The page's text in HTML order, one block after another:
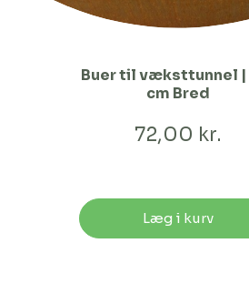
Buer til væksttunnel |
cm Bred
72,00 kr.
Læg i kurv